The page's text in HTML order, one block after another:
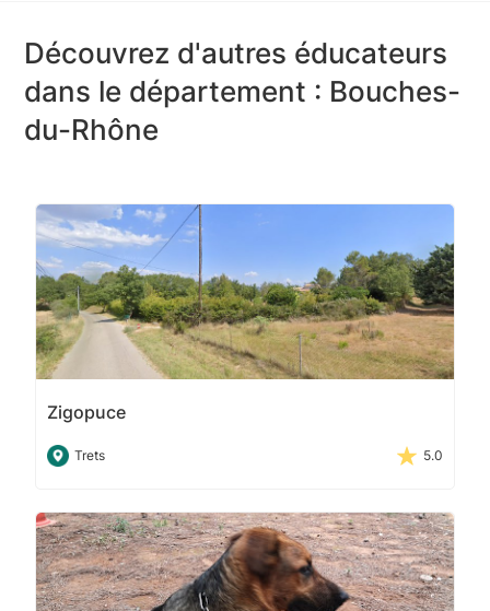
Découvrez d'autres éducateurs
dans le département : Bouches-
du-Rhône
Zigopuce
Trets 5.0